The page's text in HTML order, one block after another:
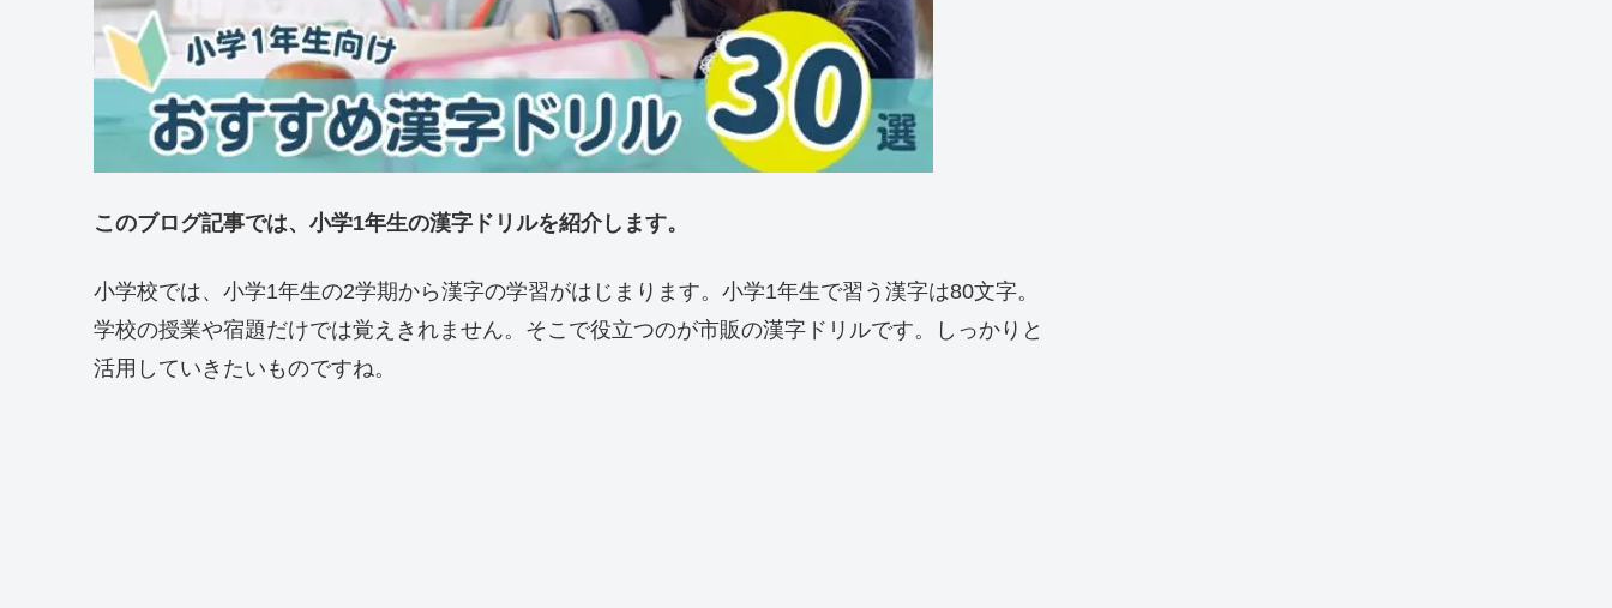
このブログ記事では、小学1年生の漢字ドリルを紹介します。
小学校では、小学1年生の2学期から漢字の学習がはじまります。小学1年生で習う漢字は80文字。
学校の授業や宿題だけでは覚えきれません。そこで役立つのが市販の漢字ドリルです。しっかりと
活用していきたいものですね。